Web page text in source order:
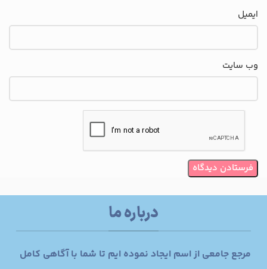
ایمیل
وب‌ سایت
درباره ما
مرجع جامعی از اسم ایجاد نموده ایم تا شما با آگاهی کامل